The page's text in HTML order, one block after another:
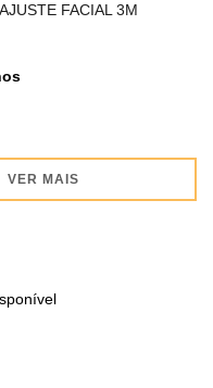
FACIAL 3M
VER MAIS